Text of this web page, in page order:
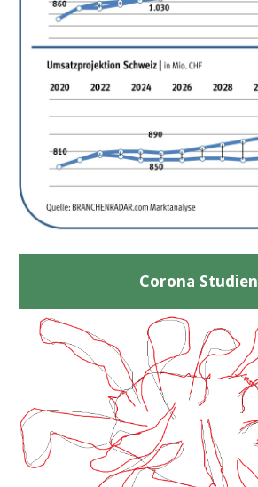
Corona Studien